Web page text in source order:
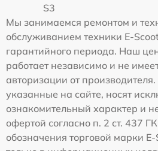
S3
Мы занимаемся ремонтом и
обслуживанием техники E-
гарантийного периода. Наш
работает независимо и не
авторизации от
указанные на сайте, носят
ознакомительный характер и
офертой согласно п. 2 ст. 437
обозначения торговой марки